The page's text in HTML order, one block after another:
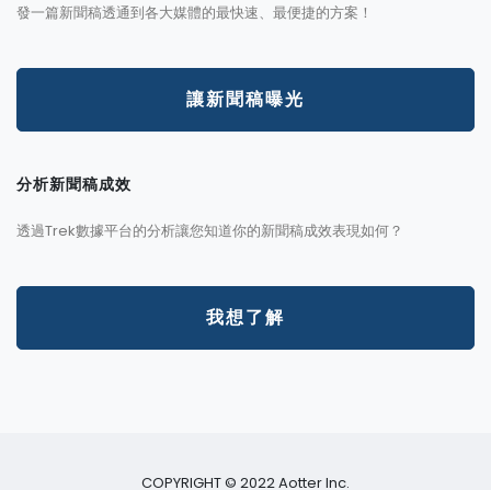
發一篇新聞稿透通到各大媒體的最快速、最便捷的方案！
讓新聞稿曝光
分析新聞稿成效
透過Trek數據平台的分析讓您知道你的新聞稿成效表現如何？
我想了解
COPYRIGHT © 2022 Aotter Inc.